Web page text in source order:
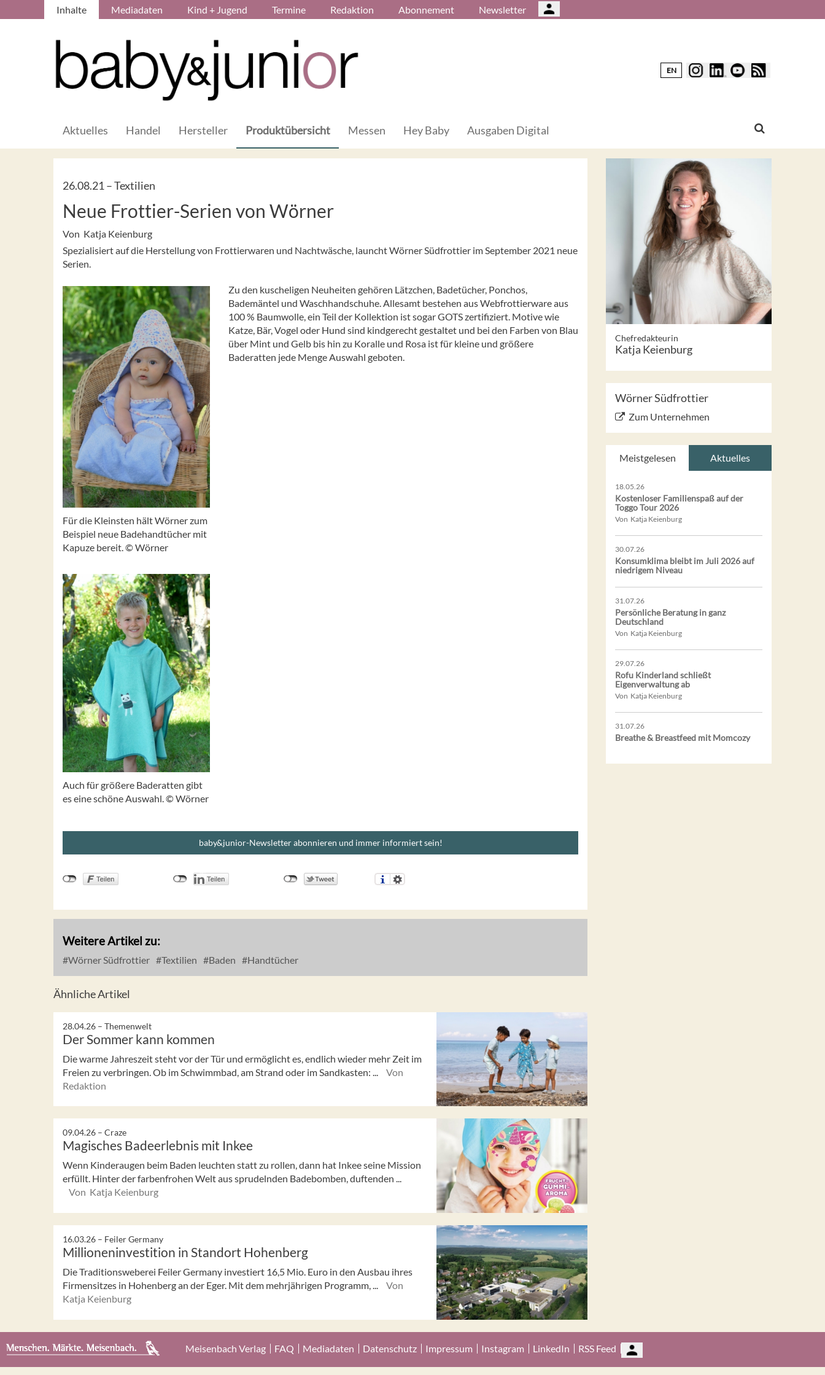
Inhalte Mediadaten Kind + Jugend Termine Redaktion Abonnement Newsletter
EN
Aktuelles Handel Hersteller Produktübersicht Messen Hey Baby Ausgaben Digital
26.08.21 –Textilien
Neue Frottier-Serien von Wörner
Von Katja Keienburg
Spezialisiert auf die Herstellung von Frottierwaren und Nachtwäsche, launcht Wörner Südfrottier im September 2021 neue
Serien.
Für die Kleinsten hält Wörner zum
Beispiel neue Badehandtücher mit
Kapuze bereit. © Wörner
Auch für größere Baderatten gibt
es eine schöne Auswahl. © Wörner
Zu den kuscheligen Neuheiten gehören Lätzchen, Badetücher, Ponchos,
Bademäntel und Waschhandschuhe. Allesamt bestehen aus Webfrottierware aus
100 % Baumwolle, ein Teil der Kollektion ist sogar GOTS zertifiziert. Motive wie
Katze, Bär, Vogel oder Hund sind kindgerecht gestaltet und bei den Farben von Blau
über Mint und Gelb bis hin zu Koralle und Rosa ist für kleine und größere
Baderatten jede Menge Auswahl geboten.
baby&junior-Newsletter abonnieren und immer informiert sein!
Weitere Artikel zu:
Wörner Südfrottier Textilien Baden Handtücher
Ähnliche Artikel
28.04.26 – Themenwelt
Der Sommer kann kommen
Die warme Jahreszeit steht vor der Tür und ermöglicht es, endlich wieder mehr Zeit im
Freien zu verbringen. Ob im Schwimmbad, am Strand oder im Sandkasten: ...
Von
Redaktion
09.04.26 – Craze
Magisches Badeerlebnis mit Inkee
Wenn Kinderaugen beim Baden leuchten statt zu rollen, dann hat Inkee seine Mission
erfüllt. Hinter der farbenfrohen Welt aus sprudelnden Badebomben, duftenden ...
Von Katja Keienburg
16.03.26 – Feiler Germany
Millioneninvestition in Standort Hohenberg
Die Traditionsweberei Feiler Germany investiert 16,5 Mio. Euro in den Ausbau ihres
Firmensitzes in Hohenberg an der Eger. Mit dem mehrjährigen Programm, ...
Von
Katja Keienburg
Chefredakteurin
Katja Keienburg
Wörner Südfrottier
Zum Unternehmen
Meistgelesen Aktuelles
18.05.26
Kostenloser Familienspaß auf der
Toggo Tour 2026
Von Katja Keienburg
30.07.26
Konsumklima bleibt im Juli 2026 auf
niedrigem Niveau
31.07.26
Persönliche Beratung in ganz
Deutschland
Von Katja Keienburg
29.07.26
Rofu Kinderland schließt
Eigenverwaltung ab
Von Katja Keienburg
31.07.26
Breathe & Breastfeed mit Momcozy
Meisenbach Verlag FAQ Mediadaten Datenschutz Impressum Instagram LinkedIn RSS Feed